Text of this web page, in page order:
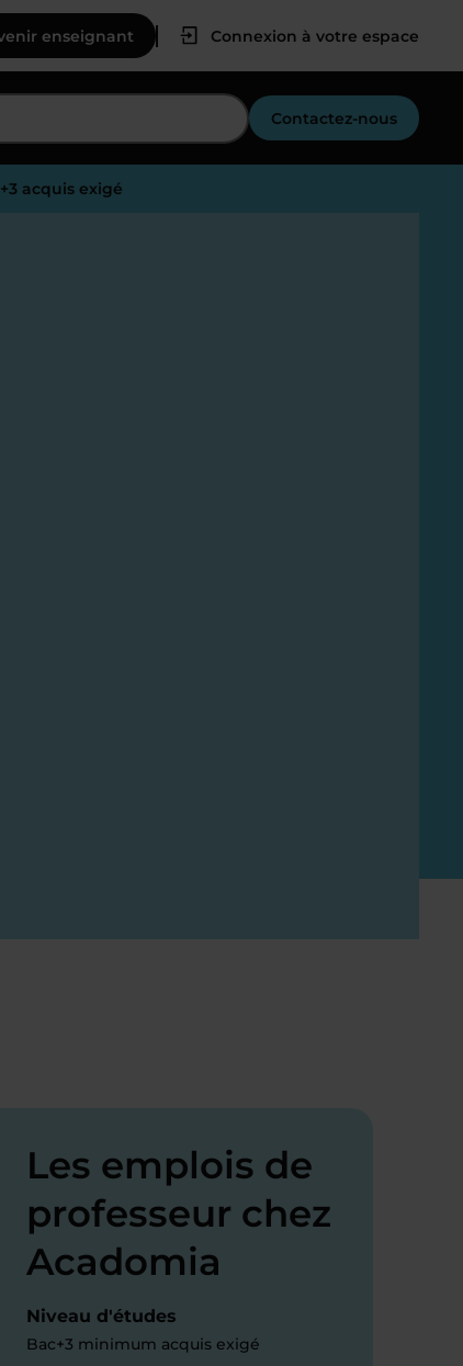
enseignant Connexion à votre espace
Contactez-nous
acquis exigé
Les emplois de
professeur chez
Acadomia
Niveau d'études
Bac+3 minimum acquis exigé